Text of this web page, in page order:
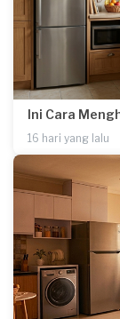
Ini Cara
16 hari yang lalu